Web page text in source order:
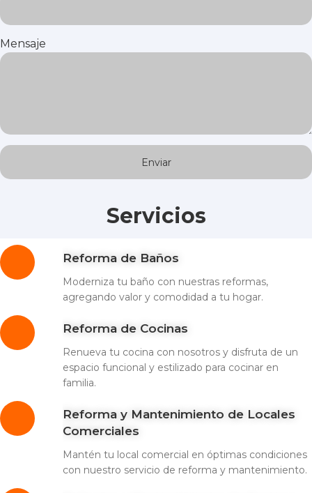
Mensaje
Servicios
Reforma de Baños
Moderniza tu baño con nuestras reformas,
agregando valor y comodidad a tu hogar.
Reforma de Cocinas
Renueva tu cocina con nosotros y disfruta de un
espacio funcional y estilizado para cocinar en
familia.
Reforma y Mantenimiento de Locales
Comerciales
Mantén tu local comercial en óptimas condiciones
con nuestro servicio de reforma y mantenimiento.